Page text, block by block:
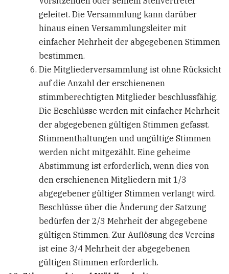
geleitet. Die Versammlung kann darüber
hinaus einen Versammlungsleiter mit
einfacher Mehrheit der abgegebenen Stimmen
bestimmen.
Die Mitgliederversammlung ist ohne Rücksicht
auf die Anzahl der erschienenen
stimmberechtigten Mitglieder beschlussfähig.
Die Beschlüsse werden mit einfacher Mehrheit
der abgegebenen gültigen Stimmen gefasst.
Stimmenthaltungen und ungültige Stimmen
werden nicht mitgezählt. Eine geheime
Abstimmung ist erforderlich, wenn dies von
den erschienenen Mitgliedern mit 1/3
abgegebener gültiger Stimmen verlangt wird.
Beschlüsse über die Änderung der Satzung
bedürfen der 2/3 Mehrheit der abgegebene
gültigen Stimmen. Zur Auflösung des Vereins
ist eine 3/4 Mehrheit der abgegebenen
gültigen Stimmen erforderlich.